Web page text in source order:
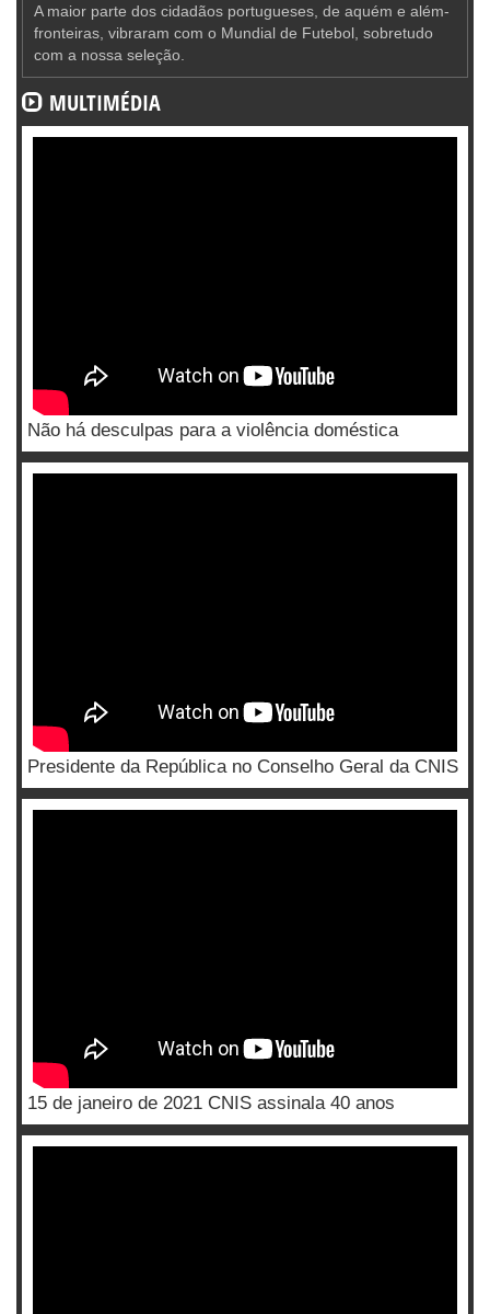
A maior parte dos cidadãos portugueses, de aquém e além-
fronteiras, vibraram com o Mundial de Futebol, sobretudo
com a nossa seleção.
MULTIMÉDIA
Não há desculpas para a violência doméstica
Presidente da República no Conselho Geral da CNIS
15 de janeiro de 2021 CNIS assinala 40 anos